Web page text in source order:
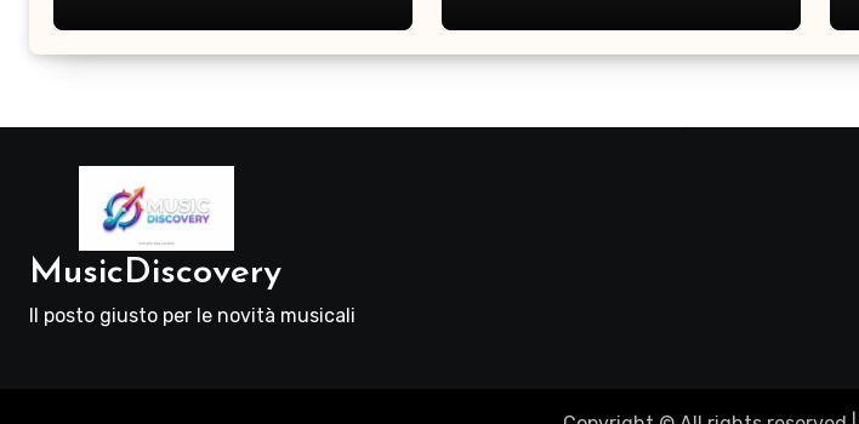
MusicDiscovery
Il posto giusto per le novità musicali